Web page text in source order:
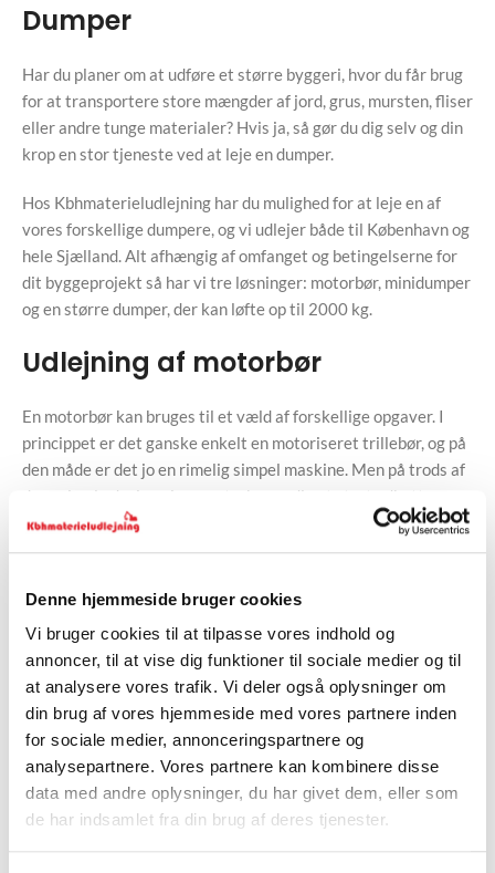
Denne hjemmeside bruger cookies
Vi bruger cookies til at tilpasse vores indhold og
annoncer, til at vise dig funktioner til sociale medier og til
at analysere vores trafik. Vi deler også oplysninger om
din brug af vores hjemmeside med vores partnere inden
for sociale medier, annonceringspartnere og
analysepartnere. Vores partnere kan kombinere disse
data med andre oplysninger, du har givet dem, eller som
de har indsamlet fra din brug af deres tjenester.
Dumper
Har du planer om at udføre et større byggeri, hvor du får brug
for at transportere store mængder af jord, grus, mursten, fliser
eller andre tunge materialer? Hvis ja, så gør du dig selv og din
krop en stor tjeneste ved at leje en dumper.
Hos Kbhmaterieludlejning har du mulighed for at leje en af
vores forskellige dumpere, og vi udlejer både til København og
hele Sjælland. Alt afhængig af omfanget og betingelserne for
dit byggeprojekt så har vi tre løsninger: motorbør, minidumper
og en større dumper, der kan løfte op til 2000 kg.
Udlejning af motorbør
En motorbør kan bruges til et væld af forskellige opgaver. I
princippet er det ganske enkelt en motoriseret trillebør, og på
den måde er det jo en rimelig simpel maskine. Men på trods af
dens simple design giver motorbøren dig et stort udbytte –
både i forhold til at mindske mængden af manuelt, fysisk
arbejde og også ved at kunne bruges steder, hvor pladsen er
Motorbøren er både stærk og praktisk, og derfor er den et
populært valg for fagmænd inden for al slags byggeri. Her hos
Kbhmaterieludlejning kan du leje vores Super Skub-motorbør,
der kan løfte op til 700 kg, og som måler 205 x 85 cm.
Læs mere om vores motorbører her.
Udlejning af minidumper